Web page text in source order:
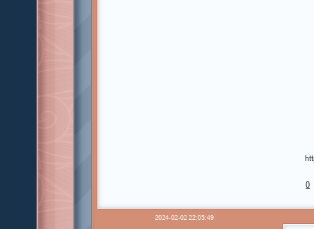
0
2024-02-02 22:05:49